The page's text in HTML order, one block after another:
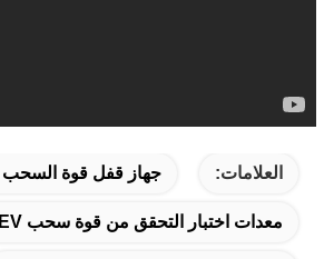
العلامات: جهاز قفل قوة السحب EV
معدات اختبار التحقق من قوة سحب EV